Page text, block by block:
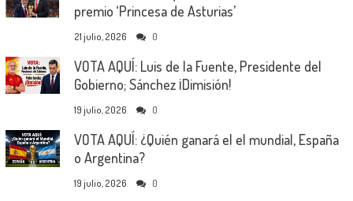
premio ‘Princesa de Asturias’
21 julio, 2026 0
VOTA AQUÍ: Luis de la Fuente, Presidente del
Gobierno; Sánchez ¡Dimisión!
19 julio, 2026 0
VOTA AQUÍ: ¿Quién ganará el el mundial, España
o Argentina?
19 julio, 2026 0